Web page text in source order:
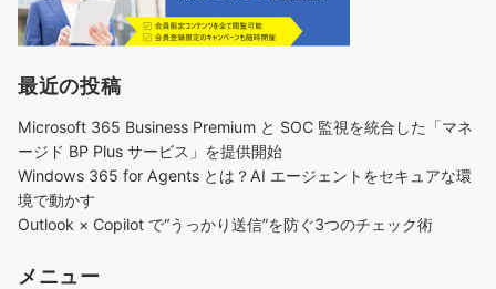
最近の投稿
Microsoft 365 Business Premium と SOC 監視を統合した「マネ
ージド BP Plus サービス」を提供開始
Windows 365 for Agents とは？AI エージェントをセキュアな環
境で動かす
Outlook × Copilot で“うっかり送信”を防ぐ3つのチェック術​
メニュー